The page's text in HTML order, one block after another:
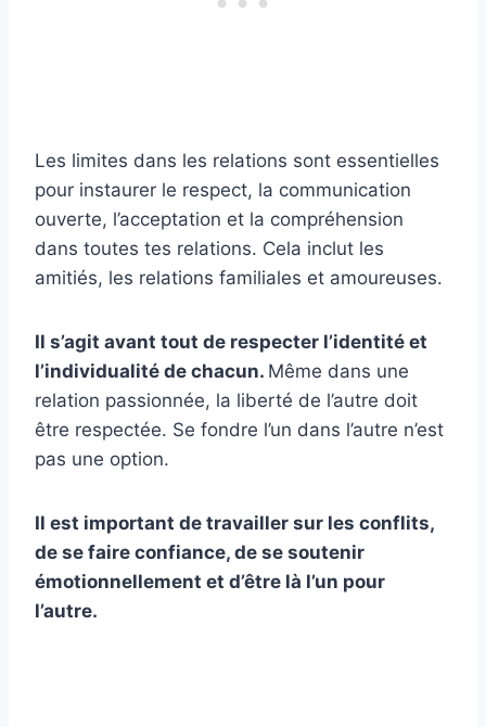
Les limites dans les relations sont essentielles
pour instaurer le respect, la communication
ouverte, l’acceptation et la compréhension
dans toutes tes relations. Cela inclut les
amitiés, les relations familiales et amoureuses.
Il s’agit avant tout de respecter l’identité et
l’individualité de chacun. Même dans une
relation passionnée, la liberté de l’autre doit
être respectée. Se fondre l’un dans l’autre n’est
pas une option.
Il est important de travailler sur les conflits,
de se faire confiance, de se soutenir
émotionnellement et d’être là l’un pour
l’autre.